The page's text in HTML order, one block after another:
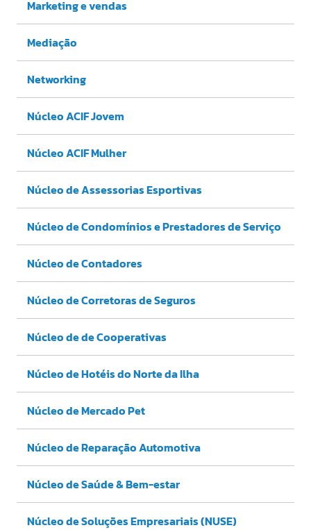
Marketing e vendas
Mediação
Networking
Núcleo ACIF Jovem
Núcleo ACIF Mulher
Núcleo de Assessorias Esportivas
Núcleo de Condomínios e Prestadores de Serviço
Núcleo de Contadores
Núcleo de Corretoras de Seguros
Núcleo de de Cooperativas
Núcleo de Hotéis do Norte da Ilha
Núcleo de Mercado Pet
Núcleo de Reparação Automotiva
Núcleo de Saúde & Bem-estar
Núcleo de Soluções Empresariais (NUSE)